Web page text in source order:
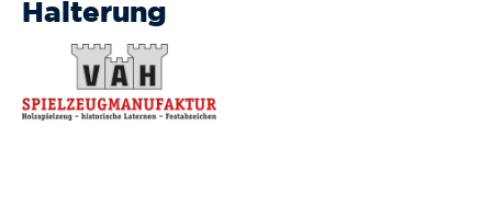
Halterung